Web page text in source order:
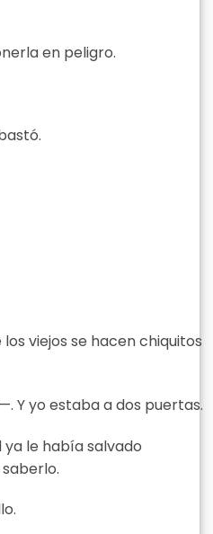
en peligro.
viejos se hacen chiquitos
Y yo estaba a dos puertas.
le había salvado